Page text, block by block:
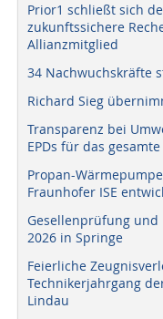
Prior1 schließt sich
zukunftssichere
Allianzmitglied
34 Nachwuchskräfte
Richard Sieg
Transparenz bei
EPDs für das
Propan-
Fraunhofer ISE
Gesellenprüfung
2026 in Springe
Feierliche
Technikerjahrgang
Lindau